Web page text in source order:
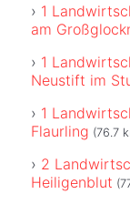
1
am
1
Neustift im
1
Flaurling (76.7
2
Heiligenblut